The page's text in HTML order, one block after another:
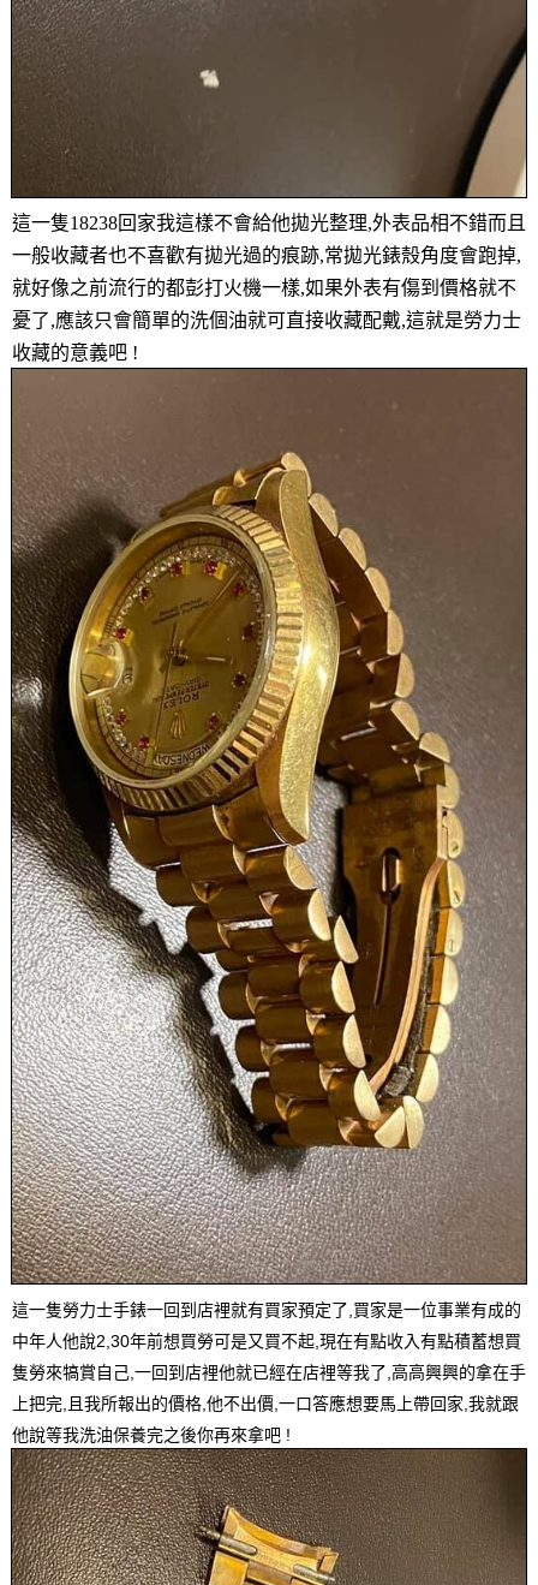
這一隻18238回家我這樣不會給他拋光整理,外表品相不錯而且
一般收藏者也不喜歡有拋光過的痕跡,常拋光錶殼角度會跑掉,
就好像之前流行的都彭打火機一樣,如果外表有傷到價格就不
憂了,應該只會簡單的洗個油就可直接收藏配戴,這就是勞力士
收藏的意義吧 !
這一隻勞力士手錶一回到店裡就有買家預定了,買家是一位事業有成的
中年人他說2,30年前想買勞可是又買不起,現在有點收入有點積蓄想買
隻勞來犒賞自己,一回到店裡他就已經在店裡等我了,高高興興的拿在手
上把完,且我所報出的價格,他不出價,一口答應想要馬上帶回家,我就跟
他說等我洗油保養完之後你再來拿吧 !